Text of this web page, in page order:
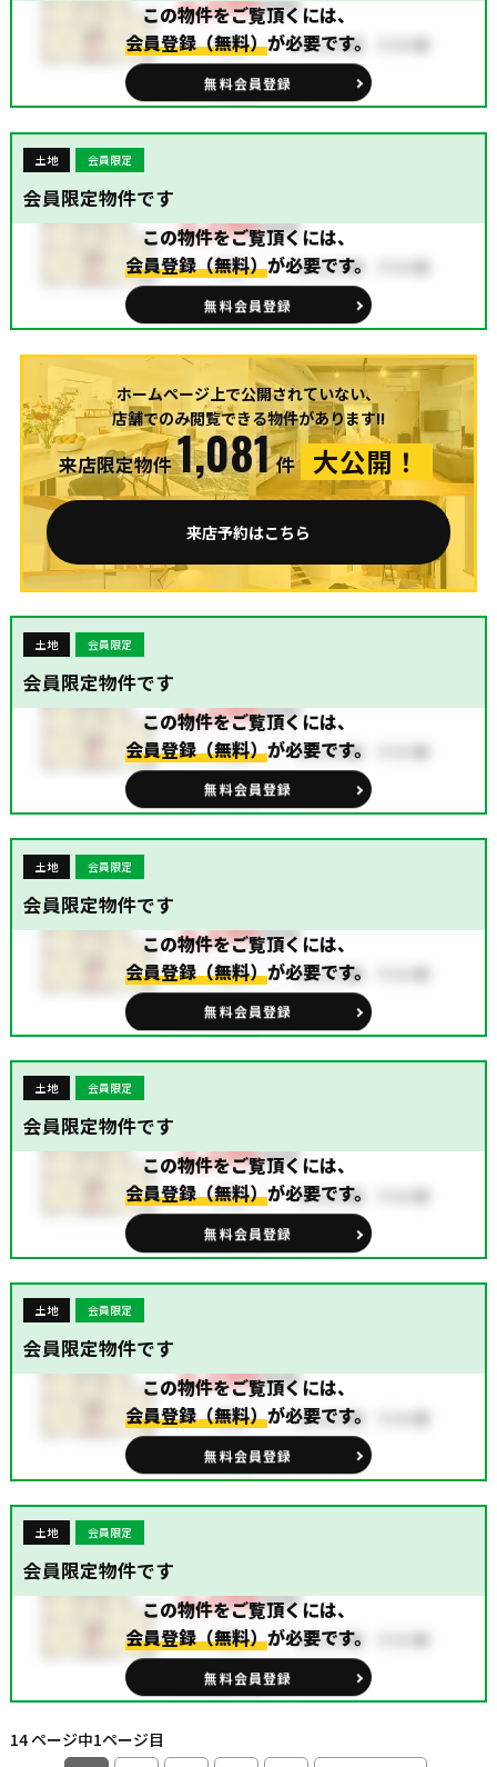
この物件をご覧頂くには、
会員登録（無料）が必要です。
無料会員登録
土地 会員限定
会員限定物件です
この物件をご覧頂くには、
会員登録（無料）が必要です。
無料会員登録
ホームページ上で公開されていない、
店舗でのみ閲覧できる物件があります!!
来店限定物件 1,081 件 大公開！
来店予約はこちら
土地 会員限定
会員限定物件です
この物件をご覧頂くには、
会員登録（無料）が必要です。
無料会員登録
土地 会員限定
会員限定物件です
この物件をご覧頂くには、
会員登録（無料）が必要です。
無料会員登録
土地 会員限定
会員限定物件です
この物件をご覧頂くには、
会員登録（無料）が必要です。
無料会員登録
土地 会員限定
会員限定物件です
この物件をご覧頂くには、
会員登録（無料）が必要です。
無料会員登録
土地 会員限定
会員限定物件です
この物件をご覧頂くには、
会員登録（無料）が必要です。
無料会員登録
14 ページ中1ページ目